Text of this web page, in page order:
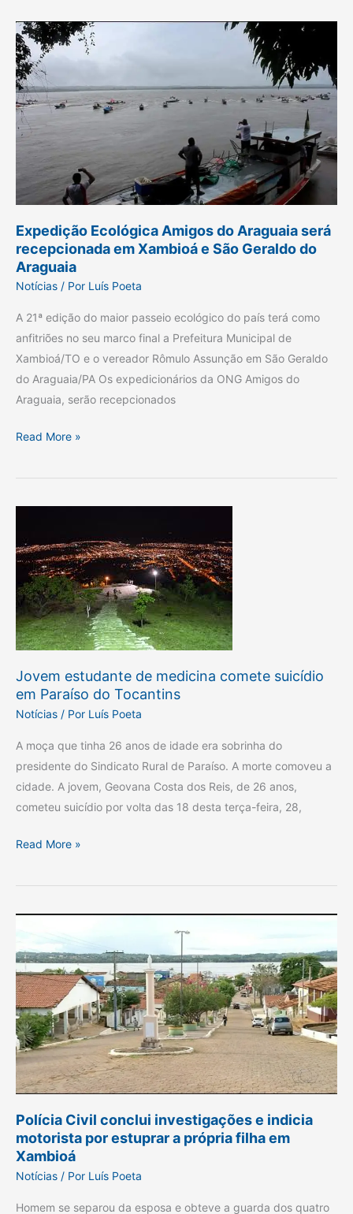
Expedição Ecológica Amigos do Araguaia será
recepcionada em Xambioá e São Geraldo do
Araguaia
Notícias / Por Luís Poeta
A 21ª edição do maior passeio ecológico do país terá como
anfitriões no seu marco final a Prefeitura Municipal de
Xambioá/TO e o vereador Rômulo Assunção em São Geraldo
do Araguaia/PA Os expedicionários da ONG Amigos do
Araguaia, serão recepcionados
Expedição
Ecológica
Amigos
do
Araguaia
será
recepcionada
Xambioá
São
Geraldo
do
Read More »
Jovem estudante de medicina comete suicídio
em Paraíso do Tocantins
Notícias / Por Luís Poeta
A moça que tinha 26 anos de idade era sobrinha do
presidente do Sindicato Rural de Paraíso. A morte comoveu a
cidade. A jovem, Geovana Costa dos Reis, de 26 anos,
cometeu suicídio por volta das 18 desta terça-feira, 28,
de
medicina
comete
suicídio
em
do
Tocantins
Read More »
Polícia Civil conclui investigações e indicia
motorista por estuprar a própria filha em
Xambioá
Notícias / Por Luís Poeta
Homem se separou da esposa e obteve a guarda dos quatro
Civil
conclui
investigações
e
indicia
motorista
por
estuprar
própria
filha
em